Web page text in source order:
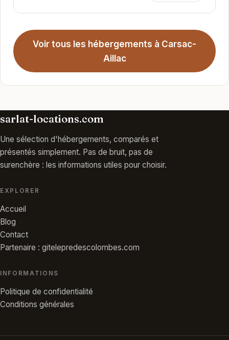
Voir tous les hébergements à Carsac-
Aillac
sarlat-locations.com
Une sélection d'hébergements, comparés et
présentés simplement. Pas de bruit, pas de
surenchère : les informations utiles pour choisir.
EXPLORER
Accueil
Blog
Contact
Partenaire : gitelepredescolombes.com
INFORMATIONS
Politique de confidentialité
Conditions générales